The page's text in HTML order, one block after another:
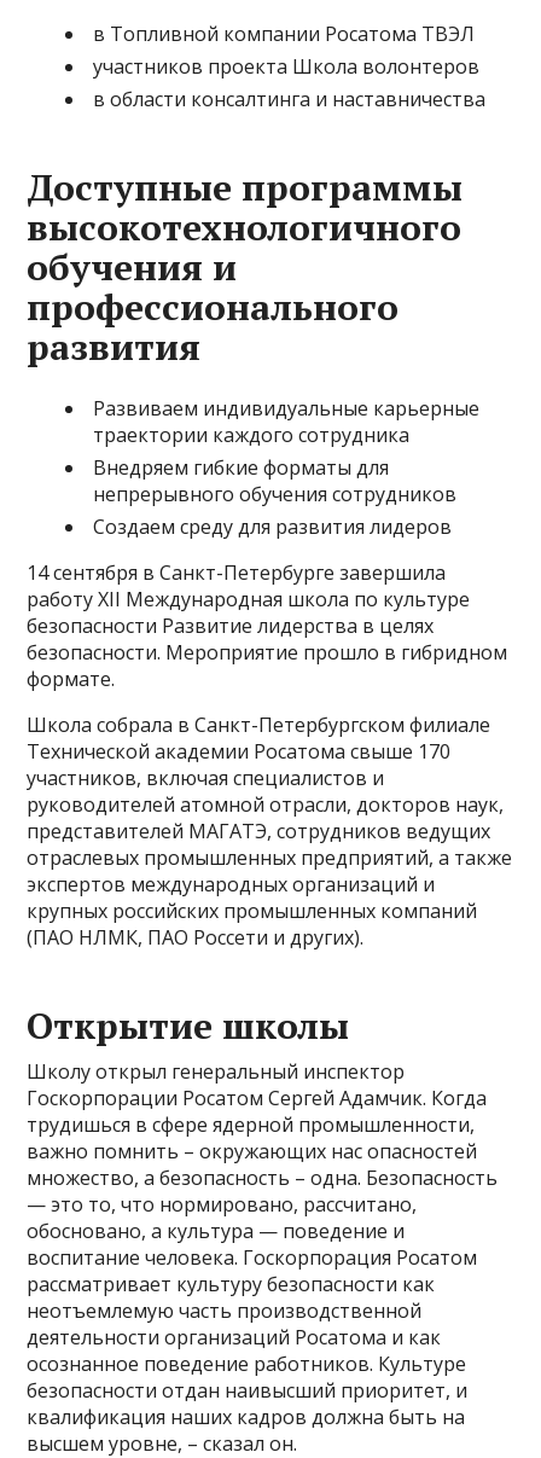
в Топливной компании Росатома ТВЭЛ
участников проекта Школа волонтеров
в области консалтинга и наставничества
Доступные программы
высокотехнологичного
обучения и
профессионального
развития
Развиваем индивидуальные карьерные
траектории каждого сотрудника
Внедряем гибкие форматы для
непрерывного обучения сотрудников
Создаем среду для развития лидеров
14 сентября в Санкт-Петербурге завершила
работу XII Международная школа по культуре
безопасности Развитие лидерства в целях
безопасности. Мероприятие прошло в гибридном
формате.
Школа собрала в Санкт-Петербургском филиале
Технической академии Росатома свыше 170
участников, включая специалистов и
руководителей атомной отрасли, докторов наук,
представителей МАГАТЭ, сотрудников ведущих
отраслевых промышленных предприятий, а также
экспертов международных организаций и
крупных российских промышленных компаний
(ПАО НЛМК, ПАО Россети и других).
Открытие школы
Школу открыл генеральный инспектор
Госкорпорации Росатом Сергей Адамчик. Когда
трудишься в сфере ядерной промышленности,
важно помнить – окружающих нас опасностей
множество, а безопасность – одна. Безопасность
— это то, что нормировано, рассчитано,
обосновано, а культура — поведение и
воспитание человека. Госкорпорация Росатом
рассматривает культуру безопасности как
неотъемлемую часть производственной
деятельности организаций Росатома и как
осознанное поведение работников. Культуре
безопасности отдан наивысший приоритет, и
квалификация наших кадров должна быть на
высшем уровне, – сказал он.